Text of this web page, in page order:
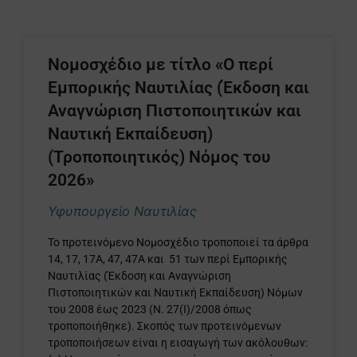
Νομοσχέδιο με τίτλο «Ο περί
Εμπορικής Ναυτιλίας (Έκδοση και
Αναγνώριση Πιστοποιητικών και
Ναυτική Εκπαίδευση)
(Τροποποιητικός) Νόμος του
2026»
Υφυπουργείο Ναυτιλίας
Το προτεινόμενο Νομοσχέδιο τροποποιεί τα άρθρα
14, 17, 17Α, 47, 47Α και 51 των περί Εμπορικής
Ναυτιλίας (Έκδοση και Αναγνώριση
Πιστοποιητικών και Ναυτική Εκπαίδευση) Νόμων
του 2008 έως 2023 (Ν. 27(Ι)/2008 όπως
τροποποιήθηκε). Σκοπός των προτεινόμενων
τροποποιήσεων είναι η εισαγωγή των ακόλουθων: